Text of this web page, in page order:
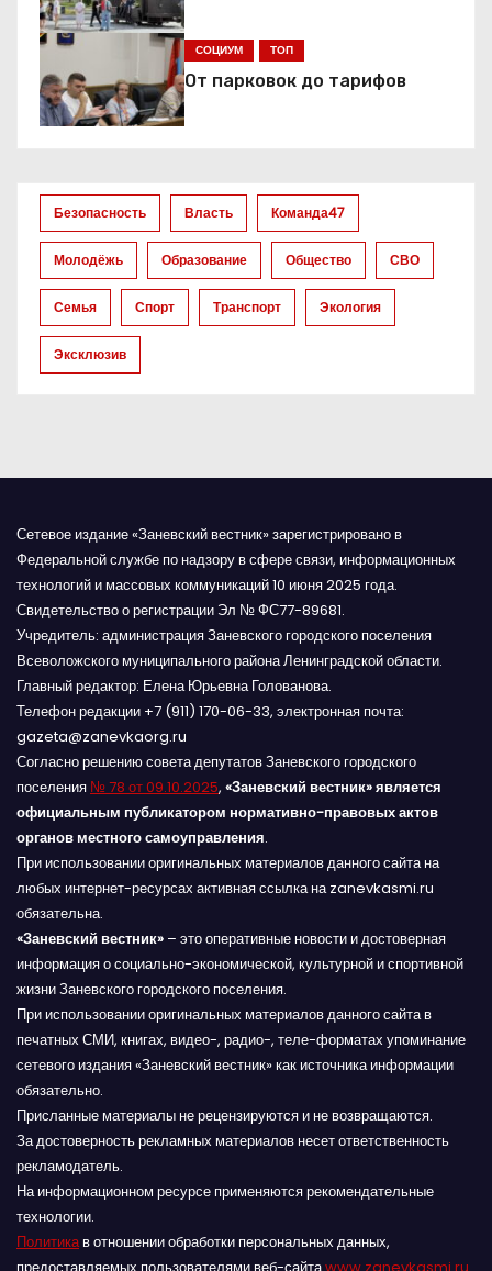
з
а
п
с
е
й
СОЦИУМ ТОП
От парковок до тарифов
Безопасность Власть Команда47
Молодёжь Образование Общество СВО
Семья Спорт Транспорт Экология
Эксклюзив
Сетевое издание «Заневский вестник» зарегистрировано в
Федеральной службе по надзору в сфере связи, информационных
технологий и массовых коммуникаций 10 июня 2025 года.
Свидетельство о регистрации Эл № ФС77-89681.
Учредитель: администрация Заневского городского поселения
Всеволожского муниципального района Ленинградской области.
Главный редактор: Елена Юрьевна Голованова.
Телефон редакции +7 (911) 170-06-33, электронная почта:
gazeta@zanevkaorg.ru
Согласно решению совета депутатов Заневского городского
поселения № 78 от 09.10.2025, «Заневский вестник» является
официальным публикатором нормативно-правовых актов
органов местного самоуправления.
При использовании оригинальных материалов данного сайта на
любых интернет-ресурсах активная ссылка на zanevkasmi.ru
обязательна.
«Заневский вестник» – это оперативные новости и достоверная
информация о социально-экономической, культурной и спортивной
жизни Заневского городского поселения.
При использовании оригинальных материалов данного сайта в
печатных СМИ, книгах, видео-, радио-, теле-форматах упоминание
сетевого издания «Заневский вестник» как источника информации
обязательно.
Присланные материалы не рецензируются и не возвращаются.
За достоверность рекламных материалов несет ответственность
рекламодатель.
На информационном ресурсе применяются рекомендательные
технологии.
Политикав отношении обработки персональных данных,